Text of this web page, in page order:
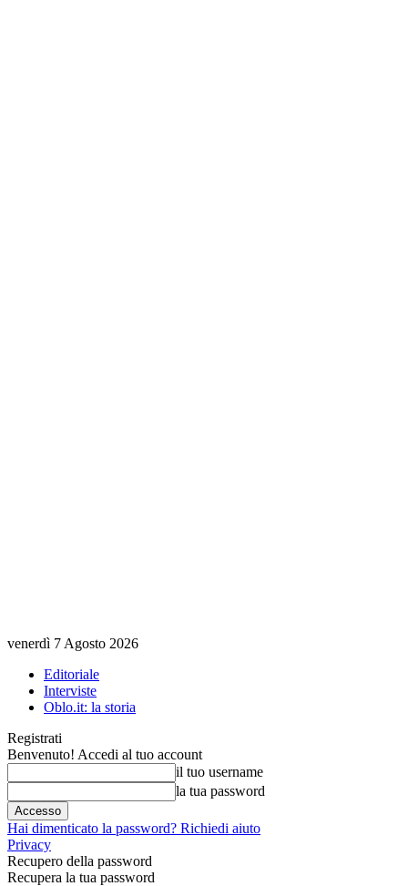
venerdì 7 Agosto 2026
Editoriale
Interviste
Oblo.it: la storia
Registrati
Benvenuto! Accedi al tuo account
il tuo username
la tua password
Hai dimenticato la password? Richiedi aiuto
Privacy
Recupero della password
Recupera la tua password